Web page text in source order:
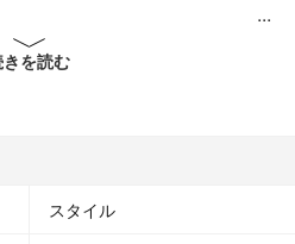
栗旬に憧れ、中学3年生の時に
ィストはKREVAと
を読む
スタイル